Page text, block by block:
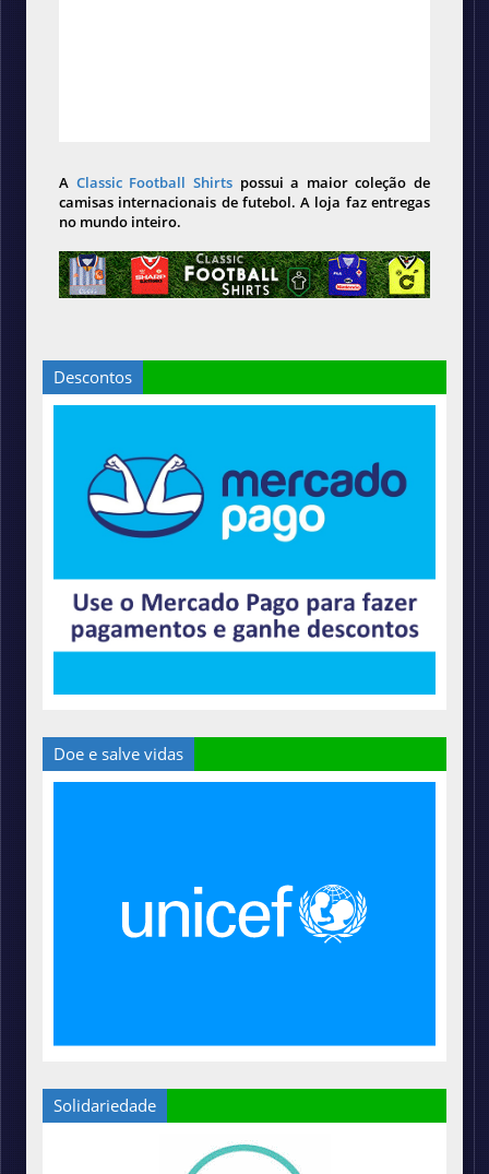
A Classic Football Shirts possui a maior coleção de
camisas internacionais de futebol. A loja faz entregas
no mundo inteiro.
Descontos
Doe e salve vidas
Solidariedade